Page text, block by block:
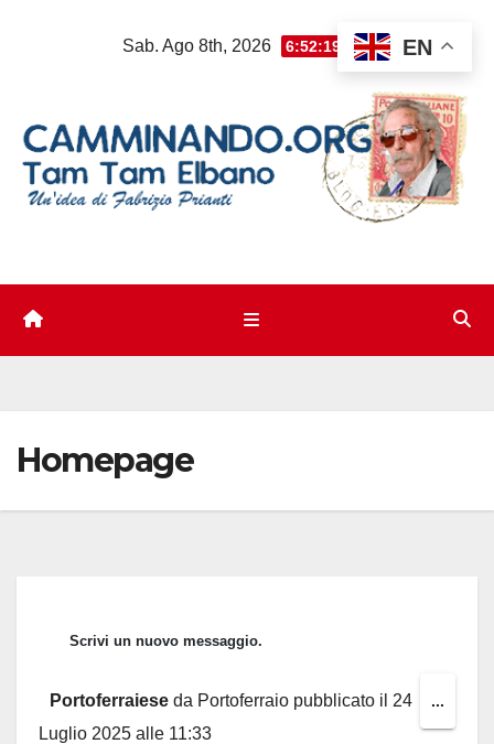
Sab. Ago 8th, 2026 6:52:20 PM
Homepage
Portoferraiese da Portoferraio pubblicato il 24
Luglio 2025 alle 11:33
...
this
EN